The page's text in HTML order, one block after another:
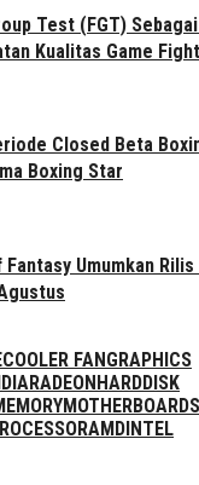
Test (FGT)
Kualitas Game
Closed Beta
Boxing Star
Umumkan
COOLER FAN GRAPHICS
RADEON HARDDISK
MOTHERBOARDS
AMD INTEL